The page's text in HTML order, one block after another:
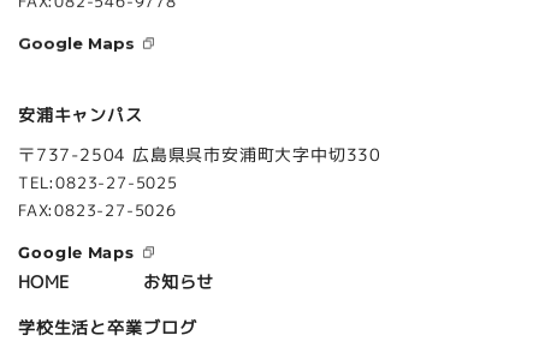
Google Maps
安浦キャンパス
〒737-2504 広島県呉市安浦町大字中切330
TEL:0823-27-5025
FAX:0823-27-5026
Google Maps
HOME
学校生活と卒業
お知らせ
ブログ